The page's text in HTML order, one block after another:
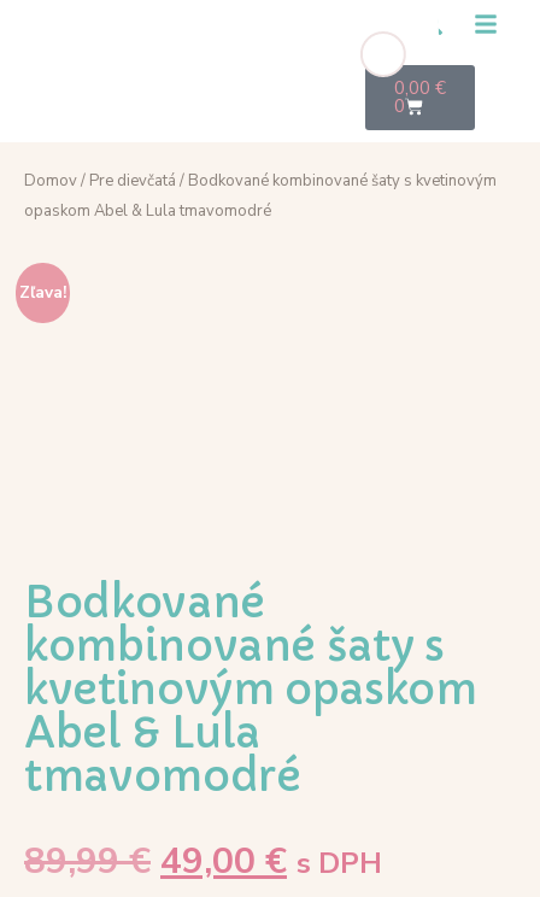
0,00€
0
Domov/ Pre dievčatá / Bodkované kombinované šaty s kvetinovým
opaskom Abel & Lula tmavomodré
Zľava!
Bodkované
kombinované šaty s
kvetinovým opaskom
Abel & Lula
tmavomodré
89,99€ 49,00 € s DPH